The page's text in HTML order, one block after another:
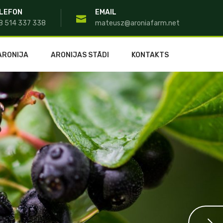
514 337 338
EMAIL
mateusz@aroniafarm.net
ARONIJAS STĀDI KONTAKTS